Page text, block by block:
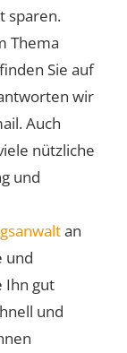
sparen.
Thema
Sie auf
wir
Auch
nützliche
und
an
und
Ihn gut
und